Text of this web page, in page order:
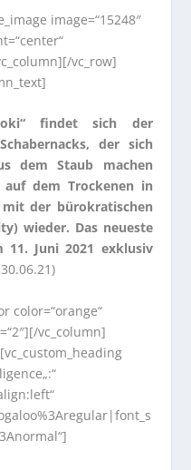
image=“15248″
vc_row]
findet sich der
der sich
dem Staub machen
dem Trockenen in
der bürokratischen
wieder. Das neueste
11. Juni 2021 exklusiv
color=“orange“
vc_column]